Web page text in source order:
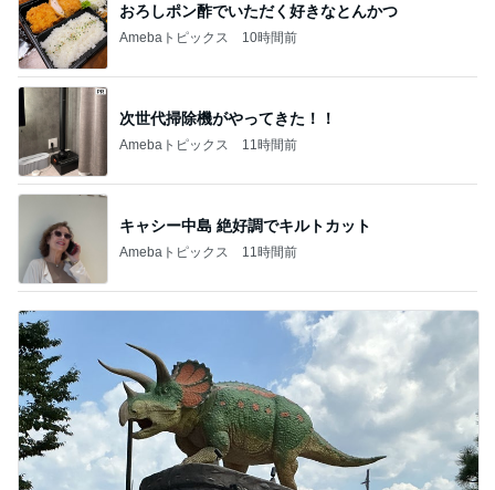
おろしポン酢でいただく好きなとんかつ
Amebaトピックス 10時間前
次世代掃除機がやってきた！！
Amebaトピックス 11時間前
キャシー中島 絶好調でキルトカット
Amebaトピックス 11時間前